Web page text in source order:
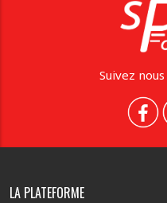
Suivez
LA PLATEFORME